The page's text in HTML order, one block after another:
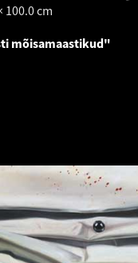
100.0 cm
mõisamaastikud"